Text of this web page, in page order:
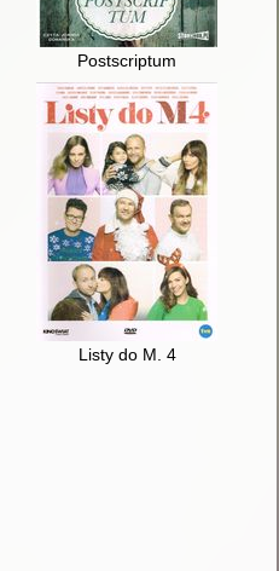
Postscriptum
Listy do M. 4